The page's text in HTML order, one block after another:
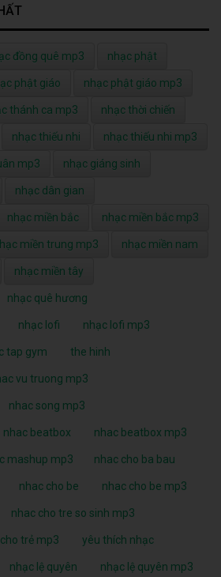
đồng quê mp3 nhạc phật
phật giáo nhạc phật giáo mp3
thánh ca mp3 nhạc thời chiến
nhạc thiếu nhi nhạc thiếu nhi mp3
mp3 nhạc giáng sinh
nhạc dân gian
nhạc miền bắc nhạc miền bắc mp3
miền trung mp3 nhạc miền nam
nhạc miền tây
nhạc quê hương
nhạc lofi nhạc lofi mp3
tap gym the hinh
vu truong mp3
nhac song mp3
nhac beatbox nhac beatbox mp3
mashup mp3 nhac cho ba bau
nhac cho be nhac cho be mp3
nhac cho tre so sinh mp3
trẻ mp3 yêu thích nhạc
nhạc lệ quyên nhạc lệ quyên mp3